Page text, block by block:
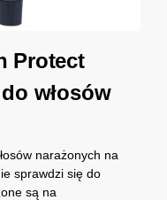
Protect
włosów
narażonych na
sprawdzi się do
są na